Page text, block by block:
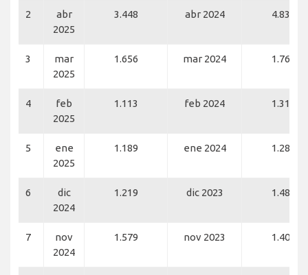
2
abr
2025
3.448 abr 2024 4.837
3
mar
2025
1.656 mar 2024 1.769
4
feb
2025
1.113 feb 2024 1.311
5
ene
2025
1.189 ene 2024 1.281
6
dic
2024
1.219 dic 2023 1.484
7
nov
2024
1.579 nov 2023 1.407